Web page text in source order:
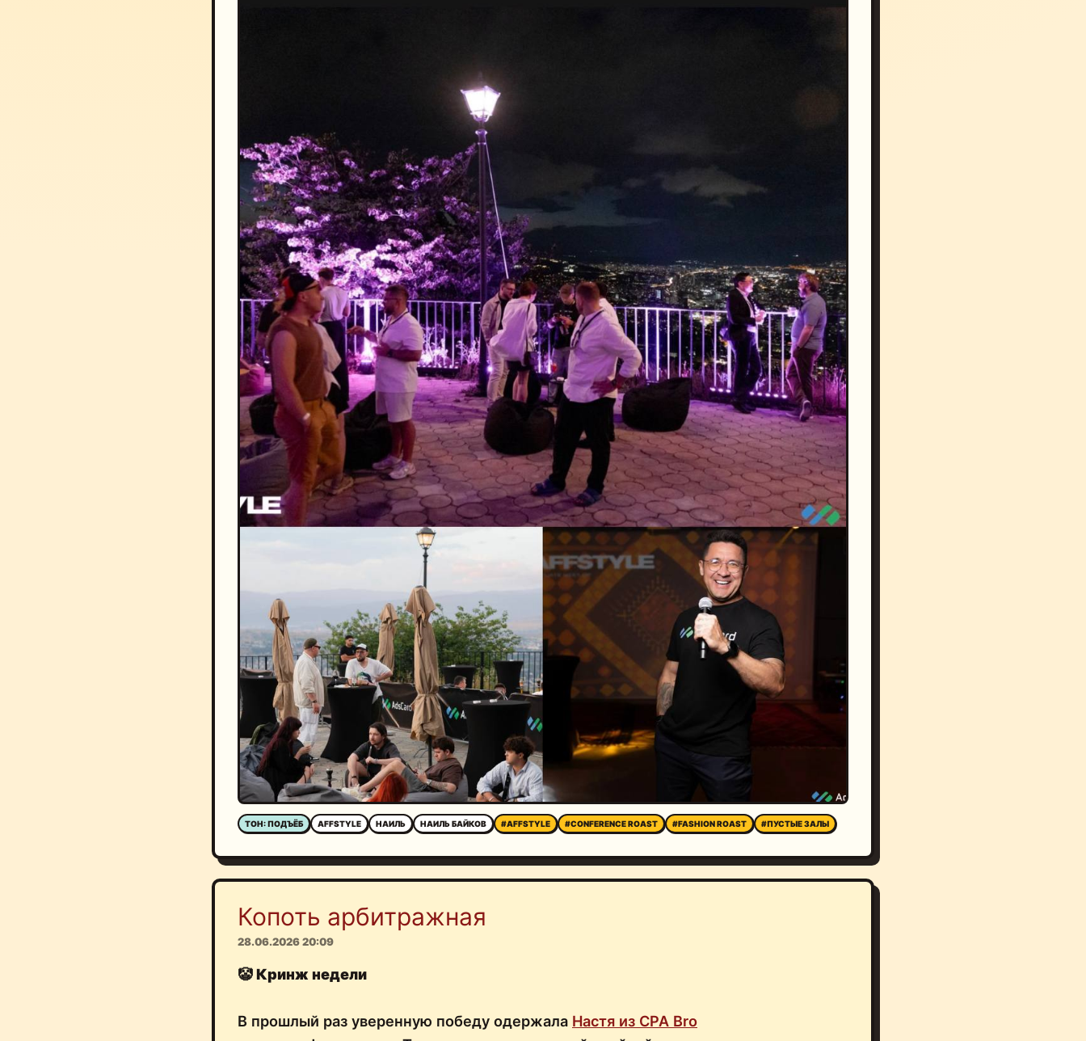
ТОН: ПОДЪЁБ AFFSTYLE НАИЛЬ НАИЛЬ БАЙКОВ #AFFSTYLE #CONFERENCE ROAST #FASHION ROAST #ПУСТЫЕ ЗАЛЫ
Копоть арбитражная
28.06.2026 20:09
🤡Кринж недели
В прошлый раз уверенную победу одержала Настя из CPA Bro